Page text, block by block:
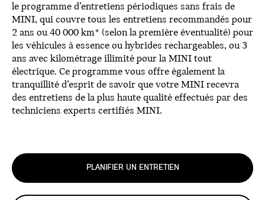
le programme d’entretiens périodiques sans frais de
MINI, qui couvre tous les entretiens recommandés pour
2 ans ou 40 000 km* (selon la première éventualité) pour
les véhicules à essence ou hybrides rechargeables, ou 3
ans avec kilométrage illimité pour la MINI tout
électrique. Ce programme vous offre également la
tranquillité d’esprit de savoir que votre MINI recevra
des entretiens de la plus haute qualité effectués par des
techniciens experts certifiés MINI.
PLANIFIER UN ENTRETIEN